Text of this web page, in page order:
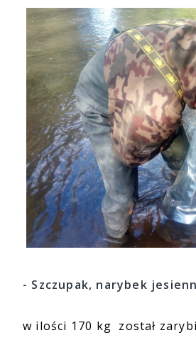
- Szczupak, narybek
w ilości 170 kg został